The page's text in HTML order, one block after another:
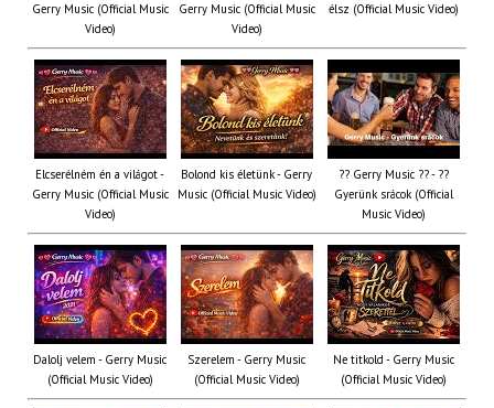
Gerry Music (Official Music
Video)
Gerry Music (Official Music
Video)
élsz (Official Music Video)
Elcserélném én a világot -
Gerry Music (Official Music
Video)
Bolond kis életünk - Gerry
Music (Official Music Video)
?? Gerry Music ?? - ??
Gyerünk srácok (Official
Music Video)
Dalolj velem - Gerry Music
(Official Music Video)
Szerelem - Gerry Music
(Official Music Video)
Ne titkold - Gerry Music
(Official Music Video)